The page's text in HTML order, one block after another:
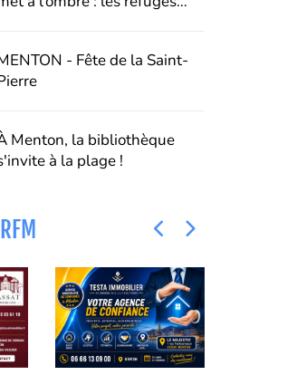
- Fête de la Saint-
Menton, la bibliothèque
à la plage !